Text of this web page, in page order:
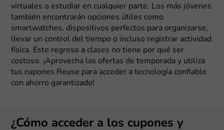
virtuales o estudiar en cualquier parte. Los más jóvenes
también encontrarán opciones útiles como
smartwatches, dispositivos perfectos para organizarse,
llevar un control del tiempo o incluso registrar actividad
física. Este regreso a clases no tiene por qué ser
costoso. ¡Aprovecha las ofertas de temporada y utiliza
tus cupones Reuse para acceder a tecnología confiable
con ahorro garantizado!
¿Cómo acceder a los cupones y